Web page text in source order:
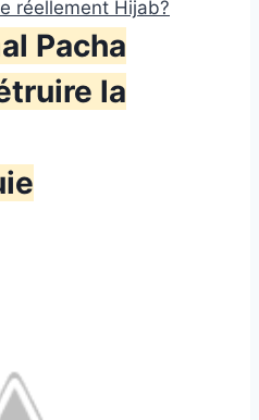
réellement Hijab?
Pacha
la